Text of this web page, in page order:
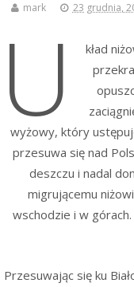
mark 23 grudnia,
U
kład
wyżowy, który
przesuwa się nad
deszczu i nadal
migrującemu
wschodzie i w
Przesuwając się ku